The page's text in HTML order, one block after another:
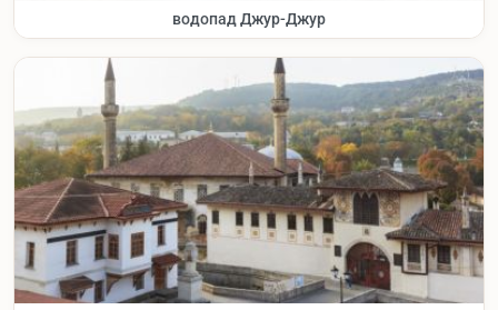
водопад Джур-Джур